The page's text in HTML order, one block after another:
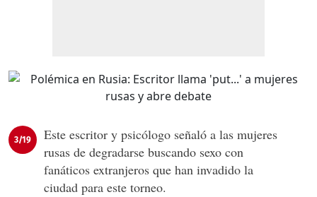
3/19
Este escritor y psicólogo señaló a las mujeres
rusas de degradarse buscando sexo con
fanáticos extranjeros que han invadido la
ciudad para este torneo.